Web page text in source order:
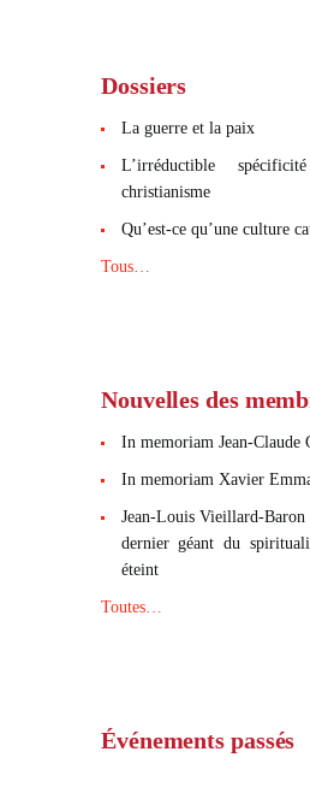
Dossiers
La guerre et la paix
L’irréductible
christianisme
Qu’est-ce qu’une culture
Tous…
Nouvelles des
In memoriam Jean-Claude
In memoriam Xavier
Jean-Louis Vieillard-
dernier géant du
éteint
Toutes…
Événements passés